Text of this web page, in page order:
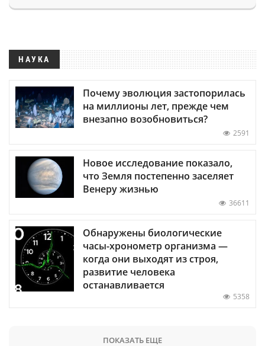
НАУКА
Почему эволюция застопорилась
на миллионы лет, прежде чем
внезапно возобновиться?
2591
Новое исследование показало,
что Земля постепенно заселяет
Венеру жизнью
36611
Обнаружены биологические
часы-хронометр организма —
когда они выходят из строя,
развитие человека
останавливается
5358
ПОКАЗАТЬ ЕЩЕ